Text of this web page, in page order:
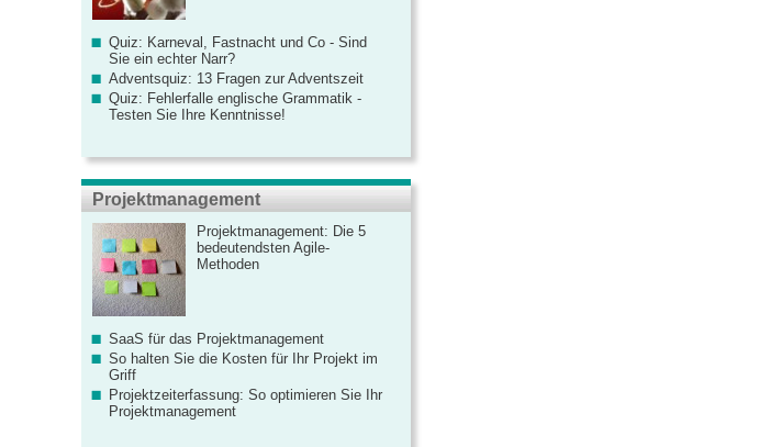
Quiz: Karneval, Fastnacht und Co - Sind
Sie ein echter Narr?
Adventsquiz: 13 Fragen zur Adventszeit
Quiz: Fehlerfalle englische Grammatik -
Testen Sie Ihre Kenntnisse!
Projektmanagement
Projektmanagement: Die 5
bedeutendsten Agile-
Methoden
SaaS für das Projektmanagement
So halten Sie die Kosten für Ihr Projekt im
Griff
Projektzeiterfassung: So optimieren Sie Ihr
Projektmanagement